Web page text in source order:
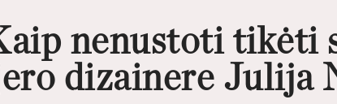
nenustoti tikėti
dizainere Julija